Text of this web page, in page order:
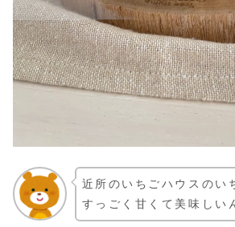
近所のいちごハウスのい
すっごく甘くて美味しい